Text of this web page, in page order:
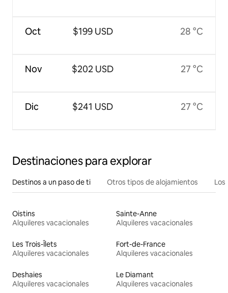
Oct
Nov
Dic
$199 USD
$202 USD
$241 USD
28 °C
27 °C
27 °C
Destinaciones para explorar
Destinos a un paso de ti Otros tipos de alojamientos
Oistins
Alquileres vacacionales
Sainte-Anne
Alquileres vacacionales
Les Trois-Îlets
Alquileres vacacionales
Fort-de-France
Alquileres vacacionales
Deshaies
Alquileres vacacionales
Le Diamant
Alquileres vacacionales